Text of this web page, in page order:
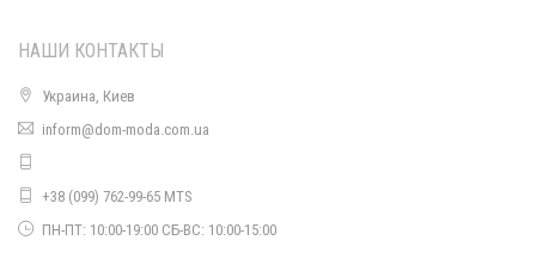
НАШИ КОНТАКТЫ
Украина, Киев
inform@dom-moda.com.ua
+38 (099) 762-99-65 MTS
ПН-ПТ: 10:00-19:00 СБ-ВС: 10:00-15:00